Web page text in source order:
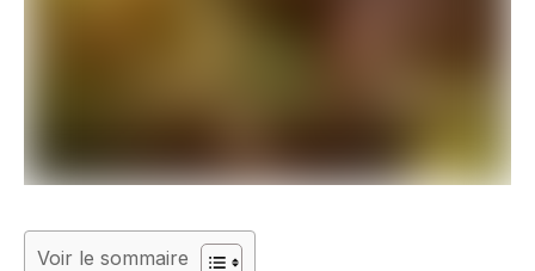
Voir le sommaire